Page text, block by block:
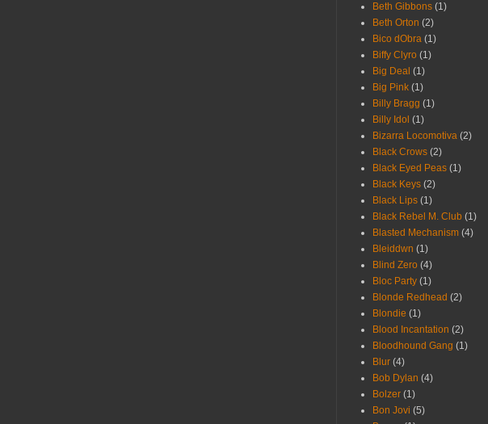
Beth Gibbons (1)
Beth Orton (2)
Bico dObra (1)
Biffy Clyro (1)
Big Deal (1)
Big Pink (1)
Billy Bragg (1)
Billy Idol (1)
Bizarra Locomotiva (2)
Black Crows (2)
Black Eyed Peas (1)
Black Keys (2)
Black Lips (1)
Black Rebel M. Club (1)
Blasted Mechanism (4)
Bleiddwn (1)
Blind Zero (4)
Bloc Party (1)
Blonde Redhead (2)
Blondie (1)
Blood Incantation (2)
Bloodhound Gang (1)
Blur (4)
Bob Dylan (4)
Bolzer (1)
Bon Jovi (5)